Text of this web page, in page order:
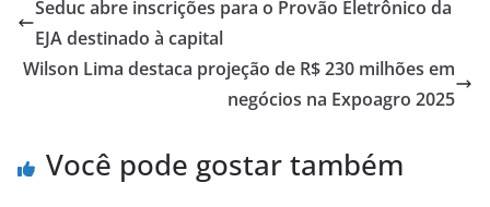
Seduc abre inscrições para o Provão Eletrônico da
EJA destinado à capital
Wilson Lima destaca projeção de R$ 230 milhões em
negócios na Expoagro 2025
Você pode gostar também